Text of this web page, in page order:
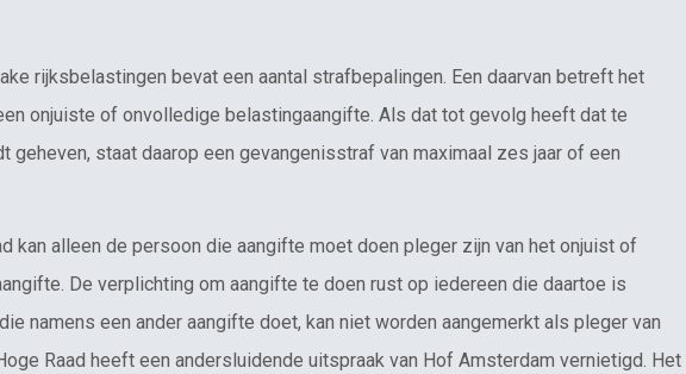
rijksbelastingen bevat een aantal strafbepalingen. Een daarvan betreft het
onjuiste of onvolledige belastingaangifte. Als dat tot gevolg heeft dat te
geheven, staat daarop een gevangenisstraf van maximaal zes jaar of een
kan alleen de persoon die aangifte moet doen pleger zijn van het onjuist of
De verplichting om aangifte te doen rust op iedereen die daartoe is
namens een ander aangifte doet, kan niet worden aangemerkt als pleger van
Raad heeft een andersluidende uitspraak van Hof Amsterdam vernietigd. Het